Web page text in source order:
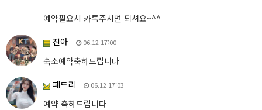
예약필요시 카톡주시면 되셔요~^^
진아
06.12 17:00
숙소예약축하드립니다
페드리
06.12 17:03
예약 축하드립니다